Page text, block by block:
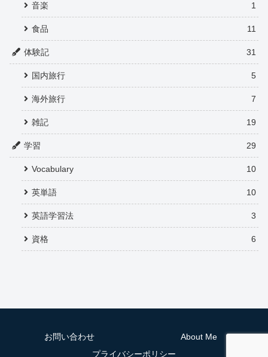
音楽 1
食品 11
体験記 31
国内旅行 5
海外旅行 7
雑記 19
学習 29
Vocabulary 10
英単語 10
英語学習法 3
資格 6
お問い合わせ
About Me
プライバシーポリシー